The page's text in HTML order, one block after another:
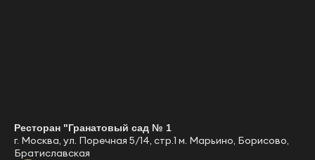
Ресторан "Гранатовый сад № 1
г. Москва, ул. Поречная 5/14, стр.1 м. Марьино, Борисово,
Братиславская